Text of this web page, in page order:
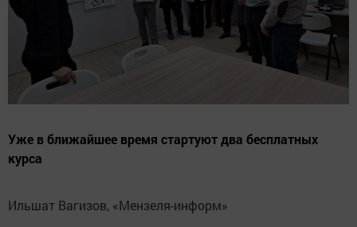
Уже в ближайшее время стартуют два бесплатных
курса
Ильшат Вагизов, «Мензеля-информ»